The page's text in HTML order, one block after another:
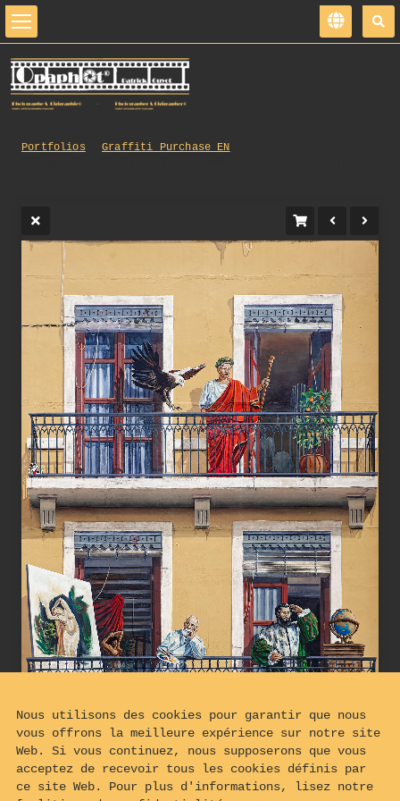
Portfolios
Graffiti_Purchase_EN
Nous utilisons des cookies pour garantir que nous
vous offrons la meilleure expérience sur notre site
Web. Si vous continuez, nous supposerons que vous
acceptez de recevoir tous les cookies définis par
ce site Web. Pour plus d'informations, lisez notre